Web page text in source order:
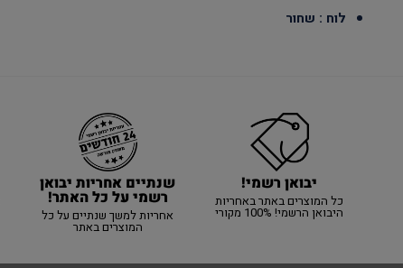
לוח : שחור
יבואן רשמי!
כל המוצרים באתר באחריות
היבואן הרשמי! 100% מקורי
שנתיים אחריות יבואן
רשמי על כל האתר!
אחריות למשך שנתיים על כל
המוצרים באתר